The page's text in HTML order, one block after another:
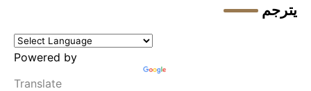
يترجم
Powered by
Translate